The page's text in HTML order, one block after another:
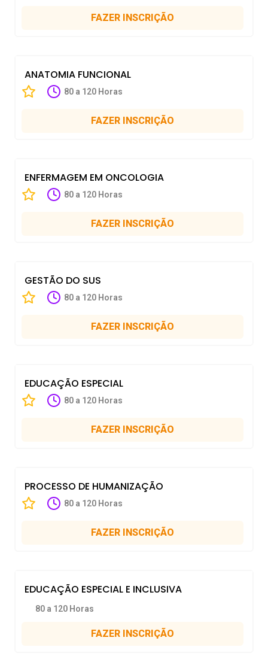
FAZER INSCRIÇÃO
ANATOMIA FUNCIONAL
80 a 120 Horas
FAZER INSCRIÇÃO
ENFERMAGEM EM ONCOLOGIA
80 a 120 Horas
FAZER INSCRIÇÃO
GESTÃO DO SUS
80 a 120 Horas
FAZER INSCRIÇÃO
EDUCAÇÃO ESPECIAL
80 a 120 Horas
FAZER INSCRIÇÃO
PROCESSO DE HUMANIZAÇÃO
80 a 120 Horas
FAZER INSCRIÇÃO
EDUCAÇÃO ESPECIAL E INCLUSIVA
80 a 120 Horas
FAZER INSCRIÇÃO